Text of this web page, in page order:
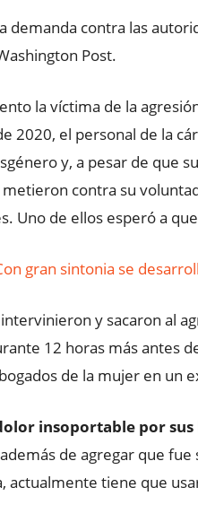
demanda contra las
Post.
la víctima de la
2020, el personal de la
y, a pesar de que
contra su
Uno de ellos esperó a
gran sintonia se
y sacaron al
12 horas más antes
de la mujer en un
insoportable por
de agregar que
actualmente tiene que